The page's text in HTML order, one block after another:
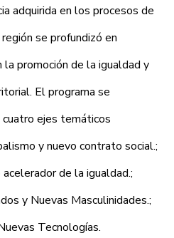
adquirida en los procesos de
se profundizó en
promoción de la igualdad y
El programa se
ejes temáticos
y nuevo contrato social.;
de la igualdad.;
y Nuevas Masculinidades.;
Tecnologías.